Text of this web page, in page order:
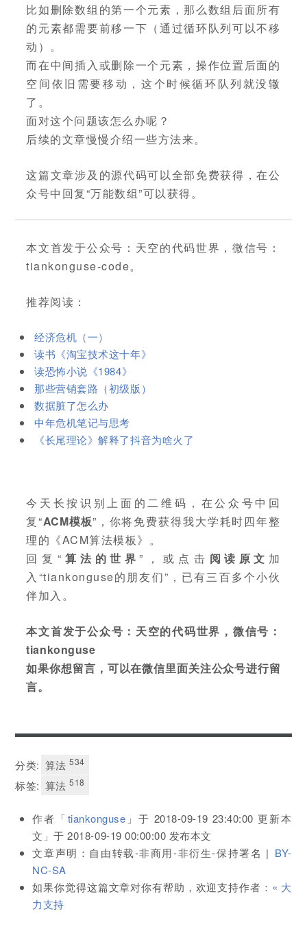
比如删除数组的第一个元素，那么数组后面所有
的元素都需要前移一下（通过循环队列可以不移
动）。
而在中间插入或删除一个元素，操作位置后面的
空间依旧需要移动，这个时候循环队列就没辙
了。
面对这个问题该怎么办呢？
后续的文章慢慢介绍一些方法来。
这篇文章涉及的源代码可以全部免费获得，在公
众号中回复“万能数组”可以获得。
本文首发于公众号：天空的代码世界，微信号：
tiankonguse-code。
推荐阅读：
经济危机（一）
读书《淘宝技术这十年》
读恐怖小说《1984》
那些营销套路（初级版）
数据脏了怎么办
中年危机笔记与思考
《长尾理论》解释了抖音为啥火了
今天长按识别上面的二维码，在公众号中回
复“ACM模板”，你将免费获得我大学耗时四年整
理的《ACM算法模板》。
回复“ 算法的世界”，或点击 阅读原文 加
入“tiankonguse的朋友们”，已有三百多个小伙
伴加入。
本文首发于公众号：天空的代码世界，微信号：
tiankonguse
如果你想留言，可以在微信里面关注公众号进行留
言。
分类: 算法534
标签: 算法518
作者「tiankonguse 」于 2018-09-19 23:40:00 更新本
文」于2018-09-19 00:00:00 发布本文
文章声明：自由转载-非商用-非衍生-保持署名 | BY-
NC-SA
如果你觉得这篇文章对你有帮助，欢迎支持作者： « 大
力支持